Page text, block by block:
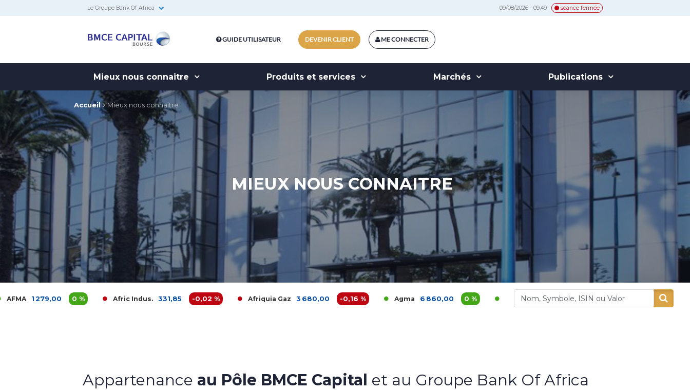
Le Groupe Bank Of Africa 09/08/2026 - 09:49 séance fermée
Bourse
ME CONNECTER
DEVENIR CLIENT
GUIDE UTILISATEUR
Mieux nous connaitre Produits et services Marchés Publications
Accueil Mieux nous connaitre
MIEUX NOUS CONNAITRE
0 % Afric Indus. 331,85 -0,02 % Afriquia Gaz 3 680,00 -0,16 % Agma 6 860,00 0 % Akdital 1 200,00 3,9 % Alliances 400,00 5,26 %
Appartenance au Pôle BMCE Capital et au Groupe Bank Of Africa